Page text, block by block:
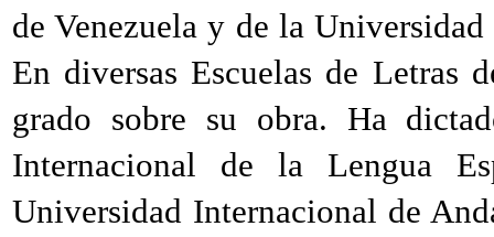
de Venezuela y de la
En diversas Escuelas de Letras
grado sobre su obra. Ha
Internacional de la Lengua
Universidad Internacional de